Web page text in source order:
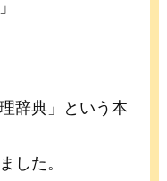
辞典」という本
した。